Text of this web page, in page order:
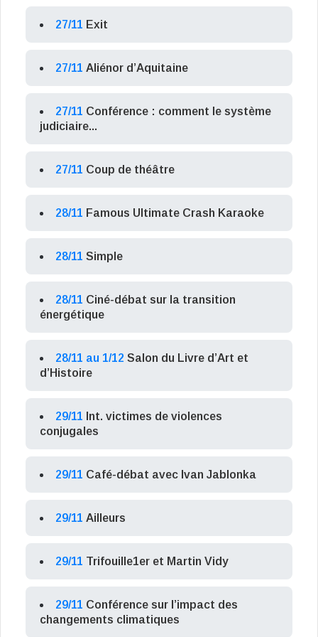
27/11 Exit
27/11 Aliénor d’Aquitaine
27/11 Conférence : comment le système
judiciaire...
27/11 Coup de théâtre
28/11 Famous Ultimate Crash Karaoke
28/11 Simple
28/11 Ciné-débat sur la transition
énergétique
28/11 au 1/12 Salon du Livre d’Art et
d’Histoire
29/11 Int. victimes de violences
conjugales
29/11 Café-débat avec Ivan Jablonka
29/11 Ailleurs
29/11 Trifouille1er et Martin Vidy
29/11 Conférence sur l’impact des
changements climatiques